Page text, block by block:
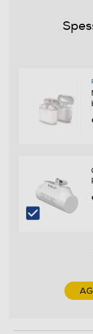
Non waterproof
Noise cancelling
Pieghevole
Accessori in
Guscio in